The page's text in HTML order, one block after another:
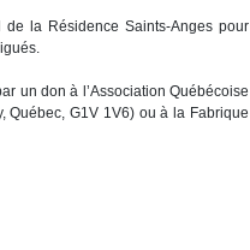
la Résidence Saints-Anges pour
un don à l’Association Québécoise
Québec, G1V 1V6) ou à la Fabrique